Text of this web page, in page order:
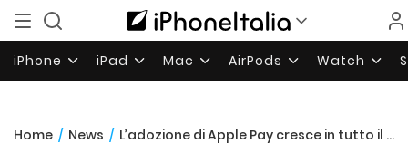
iPhone iPad Mac AirPods Watch
Home / News / L’adozione di Apple Pay cresce in tutto il mondo